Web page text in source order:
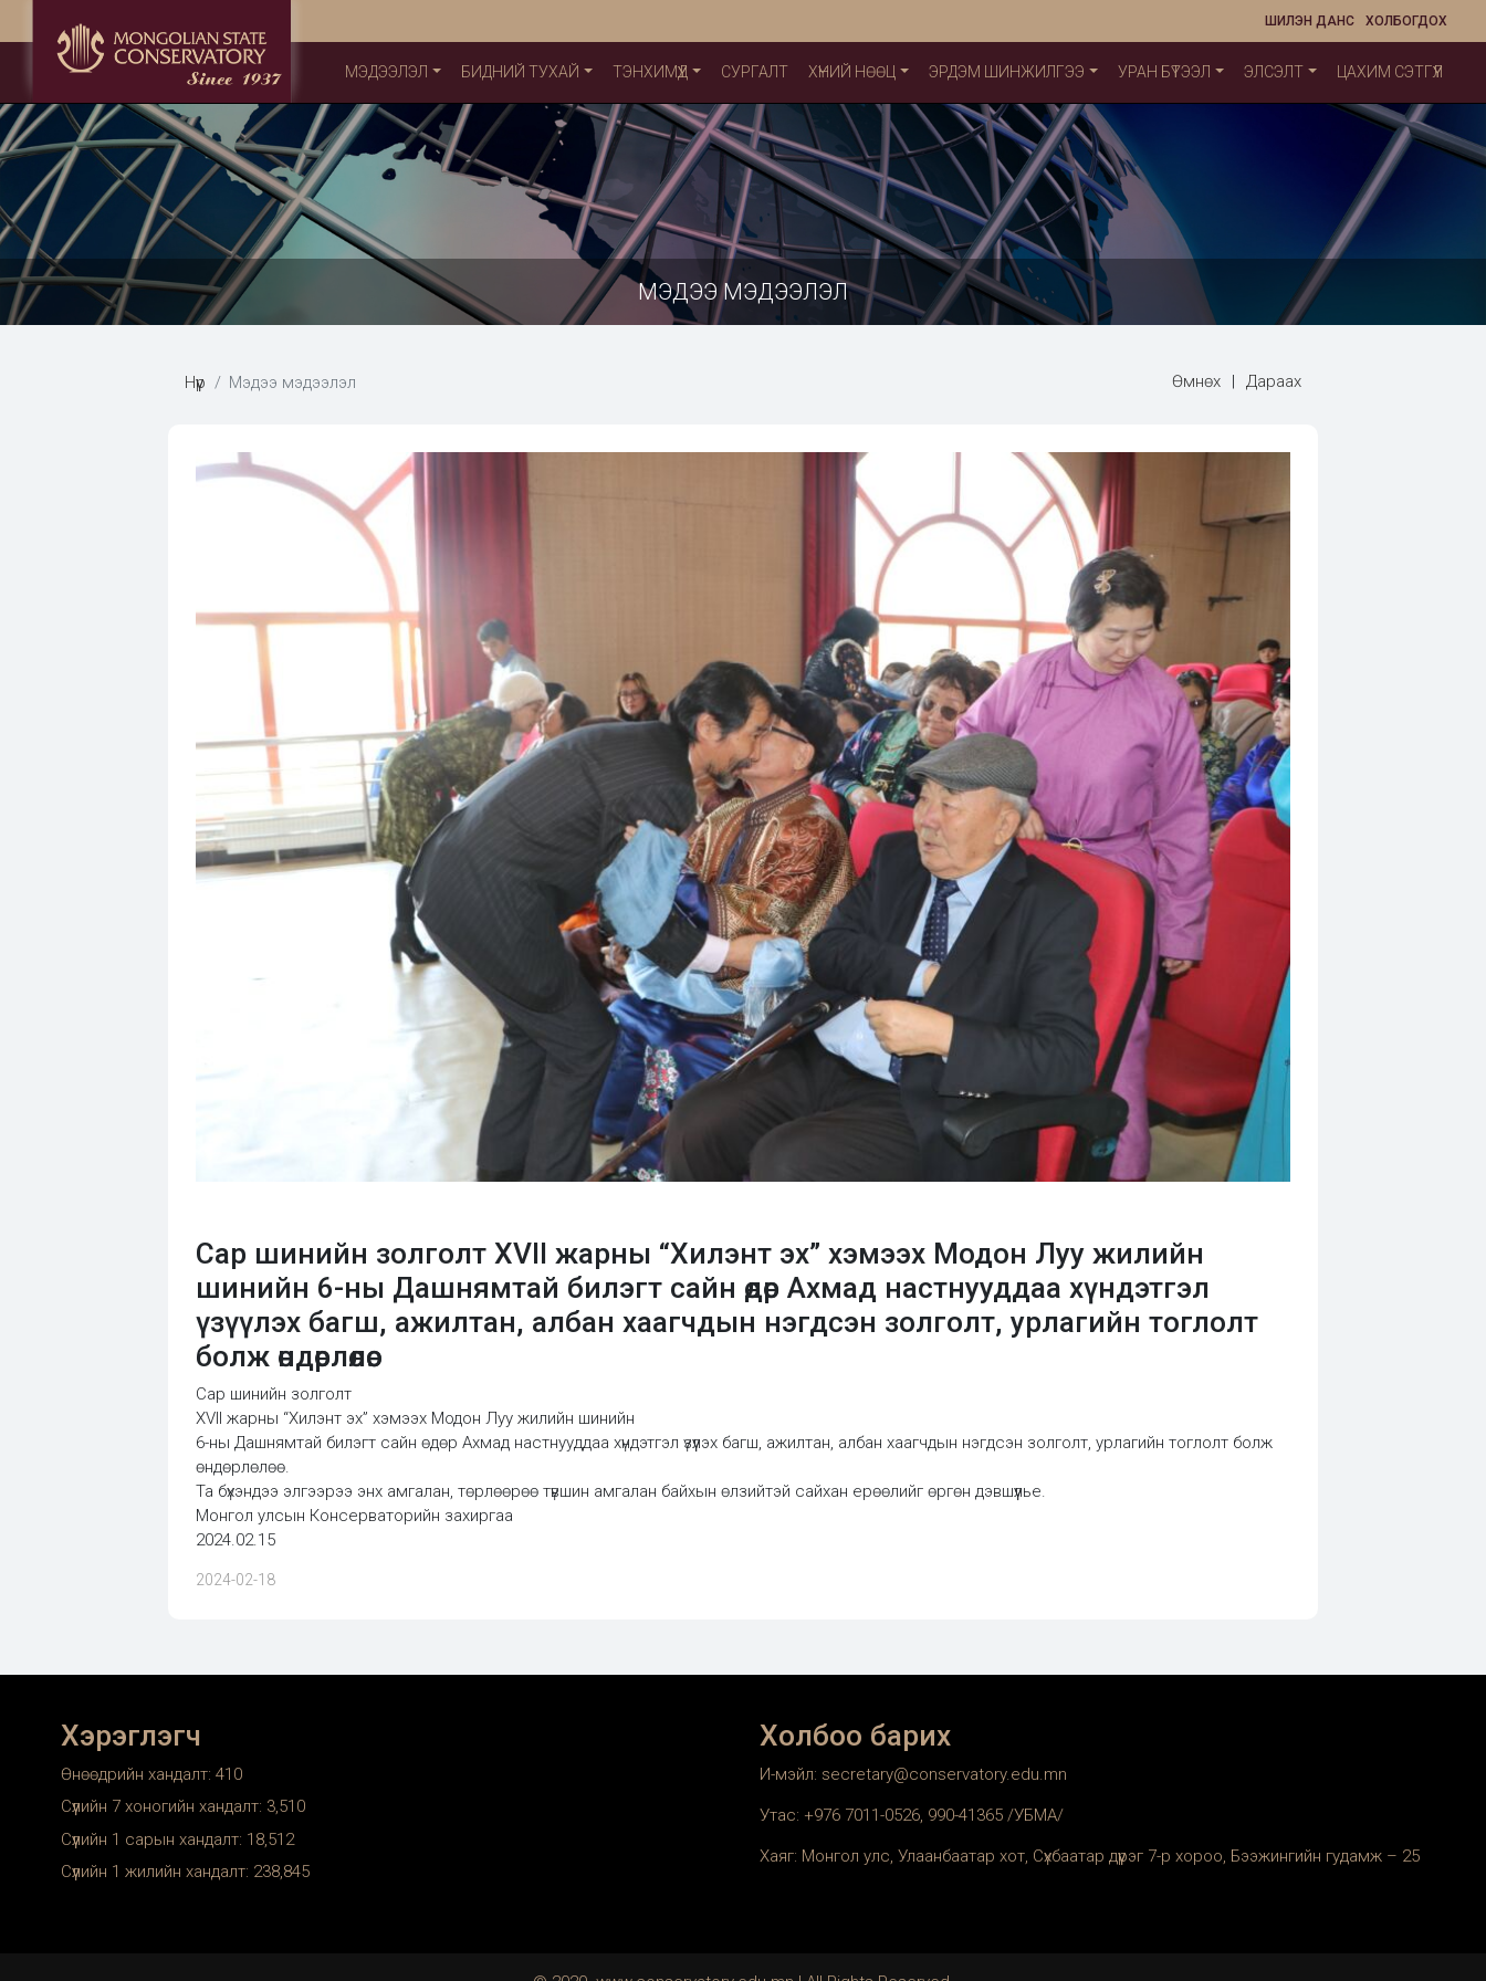
ХОЛБОГДОХ
ШИЛЭН ДАНС
МЭДЭЭЛЭЛ БИДНИЙ ТУХАЙ ТЭНХИМҮҮД СУРГАЛТ ХҮНИЙ НӨӨЦ ЭРДЭМ ШИНЖИЛГЭЭ УРАН БҮТЭЭЛ ЭЛСЭЛТ ЦАХИМ СЭТГҮҮЛ
МЭДЭЭ МЭДЭЭЛЭЛ
Нүүр Мэдээ мэдээлэл Өмнөх | Дараах
Сар шинийн золголт XVII жарны “Хилэнт эх” хэмээх Модон Луу жилийн
шинийн 6-ны Дашнямтай билэгт сайн өдөр Ахмад настнууддаа хүндэтгэл
үзүүлэх багш, ажилтан, албан хаагчдын нэгдсэн золголт, урлагийн тоглолт
болж өндөрлөлөө.
Сар шинийн золголт
XVII жарны “Хилэнт эх” хэмээх Модон Луу жилийн шинийн
6-ны Дашнямтай билэгт сайн өдөр Ахмад настнууддаа хүндэтгэл үзүүлэх багш, ажилтан, албан хаагчдын нэгдсэн золголт, урлагийн тоглолт болж
өндөрлөлөө.
Та бүхэндээ элгээрээ энх амгалан, төрлөөрөө түвшин амгалан байхын өлзийтэй сайхан ерөөлийг өргөн дэвшүүлье.
Монгол улсын Консерваторийн захиргаа
2024.02.15
2024-02-18
Хэрэглэгч
Өнөөдрийн хандалт: 410
Сүүлийн 7 хоногийн хандалт: 3,510
Сүүлийн 1 сарын хандалт: 18,512
Сүүлийн 1 жилийн хандалт: 238,845
Холбоо барих
И-мэйл: secretary@conservatory.edu.mn
Утас: +976 7011-0526, 990-41365 /УБМА/
Хаяг: Монгол улс, Улаанбаатар хот, Сүхбаатар дүүрэг 7-р хороо, Бээжингийн гудамж – 25